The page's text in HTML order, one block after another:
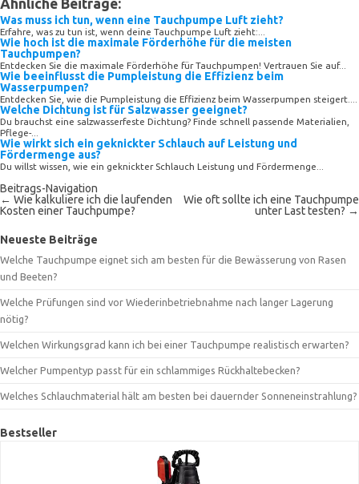
Ähnliche Beiträge:
Was muss ich tun, wenn eine Tauchpumpe Luft zieht?
Erfahre, was zu tun ist, wenn deine Tauchpumpe Luft zieht:...
Wie hoch ist die maximale Förderhöhe für die meisten
Tauchpumpen?
Entdecken Sie die maximale Förderhöhe für Tauchpumpen! Vertrauen Sie auf...
Wie beeinflusst die Pumpleistung die Effizienz beim
Wasserpumpen?
Entdecken Sie, wie die Pumpleistung die Effizienz beim Wasserpumpen steigert....
Welche Dichtung ist für Salzwasser geeignet?
Du brauchst eine salzwasserfeste Dichtung? Finde schnell passende Materialien,
Pflege-...
Wie wirkt sich ein geknickter Schlauch auf Leistung und
Fördermenge aus?
Du willst wissen, wie ein geknickter Schlauch Leistung und Fördermenge...
Beitrags-Navigation
← Wie kalkuliere ich die laufenden
Kosten einer Tauchpumpe?
Wie oft sollte ich eine Tauchpumpe
unter Last testen? →
Neueste Beiträge
Welche Tauchpumpe eignet sich am besten für die Bewässerung von Rasen
und Beeten?
Welche Prüfungen sind vor Wiederinbetriebnahme nach langer Lagerung
nötig?
Welchen Wirkungsgrad kann ich bei einer Tauchpumpe realistisch erwarten?
Welcher Pumpentyp passt für ein schlammiges Rückhaltebecken?
Welches Schlauchmaterial hält am besten bei dauernder Sonneneinstrahlung?
Bestseller